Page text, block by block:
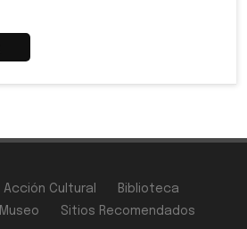
Acción Cultural
Biblioteca
Museo Sitios Recomendados